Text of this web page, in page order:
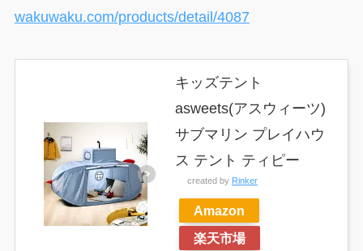
wakuwaku.com/products/detail/4087
キッズテント
asweets(アスウィーツ)
サブマリン プレイハウ
ス テント ティピー
created by Rinker
Amazon
楽天市場